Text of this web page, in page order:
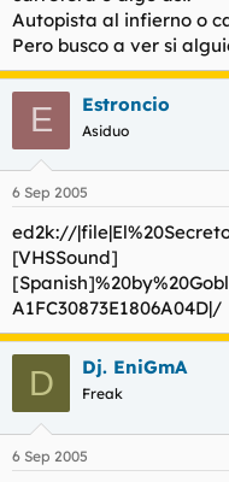
Autopista al infierno o
Pero busco a ver si
E Estroncio
Asiduo
6 Sep 2005
ed2k://
[VHSSound]
A1FC30873E1806A04D|/
D Dj. EniGmA
Freak
6 Sep 2005